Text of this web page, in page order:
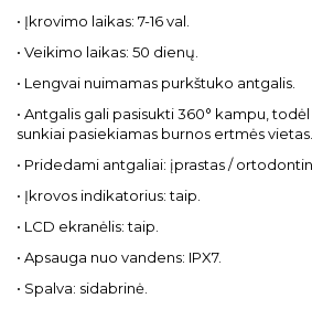
• Įkrovimo laikas: 7-16 val.
• Veikimo laikas: 50 dienų.
• Lengvai nuimamas purkštuko antgalis.
• Antgalis gali pasisukti 360° kampu,
sunkiai pasiekiamas burnos ertmės vietas.
• Pridedami antgaliai: įprastas /
• Įkrovos indikatorius: taip.
• LCD ekranėlis: taip.
• Apsauga nuo vandens: IPX7.
• Spalva: sidabrinė.